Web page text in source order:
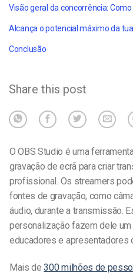
Conclusão
Share this post
O OBS Studio é uma
gravação de ecrã para criar
profissional. Os streamers
fontes de gravação, como
áudio, durante a transmissão.
personalização fazem dele
educadores e apresentadores
Mais de300 milhões de